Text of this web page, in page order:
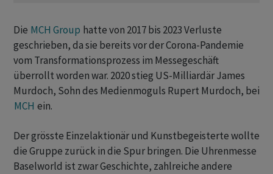
Die MCH Group hatte von 2017 bis 2023 Verluste
geschrieben, da sie bereits vor der Corona-Pandemie
vom Transformationsprozess im Messegeschäft
überrollt worden war. 2020 stieg US-Milliardär James
Murdoch, Sohn des Medienmoguls Rupert Murdoch, bei
MCH ein.
Der grösste Einzelaktionär und Kunstbegeisterte wollte
die Gruppe zurück in die Spur bringen. Die Uhrenmesse
Baselworld ist zwar Geschichte, zahlreiche andere